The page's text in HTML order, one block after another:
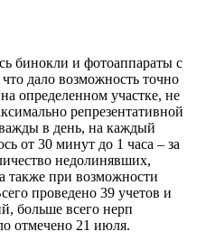
бинокли и фотоаппараты с
дало возможность точно
определенном участке, не
репрезентативной
в день, на каждый
от 30 минут до 1 часа – за
недолинявших,
также при возможности
проведено 39 учетов и
больше всего нерп
отмечено 21 июля.